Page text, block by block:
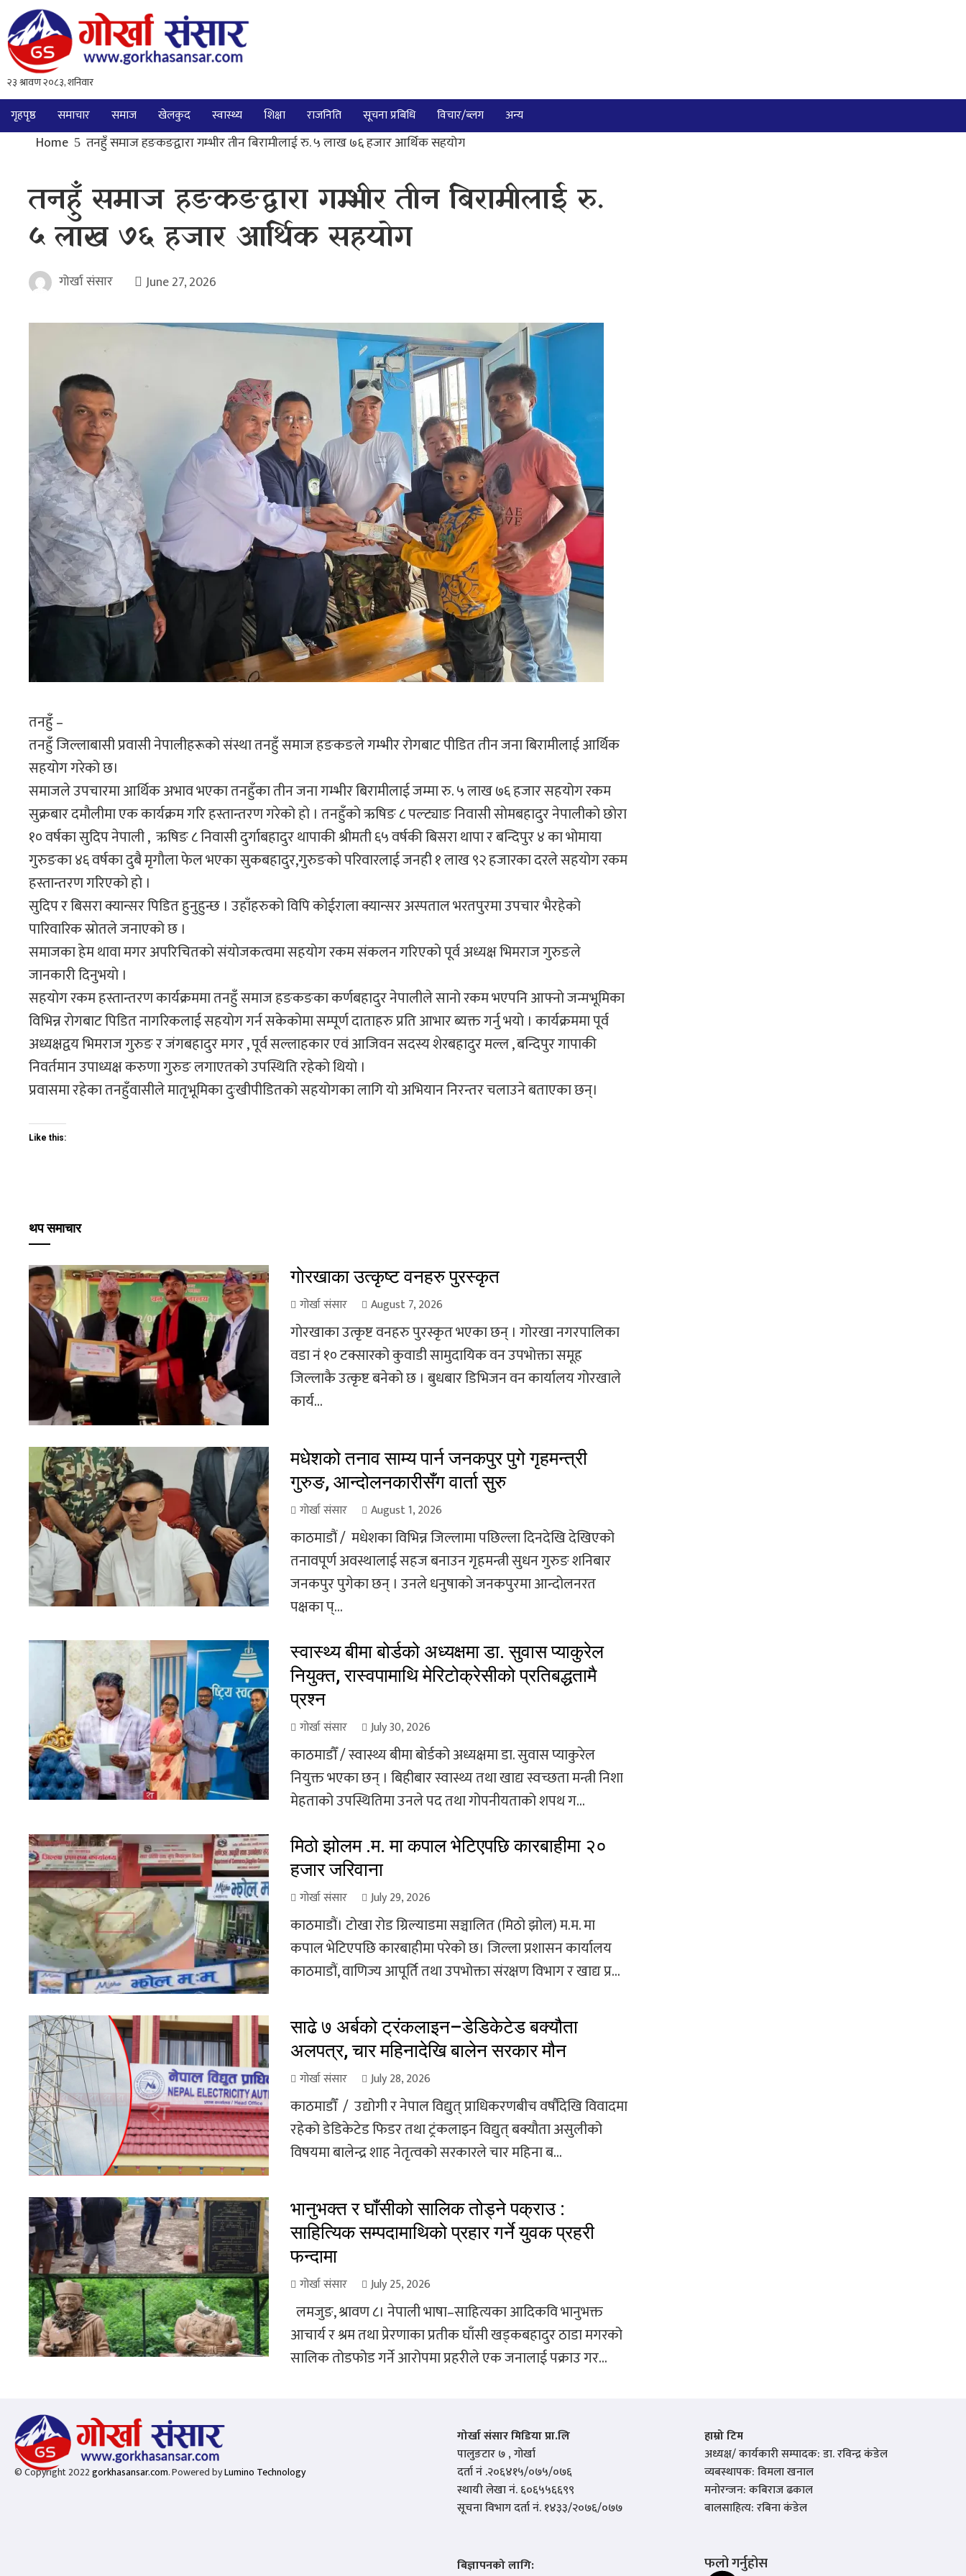
गृहपृष्ठ समाचार समाज खेलकुद स्वास्थ्य शिक्षा राजनिति सूचना प्रबिधि विचार/ब्लग अन्य
Home तनहुँ समाज हङकङद्वारा गम्भीर तीन बिरामीलाई रु. ५ लाख ७६ हजार आर्थिक सहयोग
तनहुँ समाज हङकङद्वारा गम्भीर तीन बिरामीलाई रु.
५ लाख ७६ हजार आर्थिक सहयोग
गोर्खा संसार June 27, 2026
तनहुँ –
तनहुँ जिल्लाबासी प्रवासी नेपालीहरूको संस्था तनहुँ समाज हङकङले गम्भीर रोगबाट पीडित तीन जना बिरामीलाई आर्थिक
सहयोग गरेको छ।
समाजले उपचारमा आर्थिक अभाव भएका तनहुँका तीन जना गम्भीर बिरामीलाई जम्मा रु. ५ लाख ७६ हजार सहयोग रकम
सुक्रबार दमाैलीमा एक कार्यक्रम गरि हस्तान्तरण गरेको हाे । तनहुँकाे ऋषिङ ८ पल्ट्याङ निवासी साेमबहादुर नेपालीकाे छाेरा
१० वर्षका सुदिप नेपाली , ऋषिङ ८ निवासी दुर्गाबहादुर थापाकी श्रीमती ६५ वर्षकी बिसरा थापा र बन्दिपुर ४ का भाेमाया
गुरुङका ४६ वर्षका दुबै मृगाैला फेल भएका सुकबहादुर,गुरुङकाे परिवारलाई जनही १ लाख ९२ हजारका दरले सहयाेग रकम
हस्तान्तरण गरिएकाे हाे ।
सुदिप र बिसरा क्यान्सर पिडित हुनुहुन्छ । उहाँहरुकाे विपि काेईराला क्यान्सर अस्पताल भरतपुरमा उपचार भैरहेकाे
पारिवारिक स्राेतले जनाएको छ ।
समाजका हेम थावा मगर अपरिचितकाे संयाेजकत्वमा सहयाेग रकम संकलन गरिएकाे पूर्व अध्यक्ष भिमराज गुरुङले
जानकारी दिनुभयाे ।
सहयाेग रकम हस्तान्तरण कार्यक्रममा तनहुँ समाज हङकङका कर्णबहादुर नेपालीले सानाे रकम भएपनि आफ्नाे जन्मभूमिका
विभिन्न राेगबाट पिडित नागरिकलाई सहयाेग गर्न सकेकाेमा सम्पूर्ण दाताहरु प्रति आभार ब्यक्त गर्नु भयाे । कार्यक्रममा पूर्व
अध्यक्षद्वय भिमराज गुरुङ र जंगबहादुर मगर , पूर्व सल्लाहकार एवं आजिवन सदस्य शेरबहादुर मल्ल , बन्दिपुर गापाकी
निवर्तमान उपाध्यक्ष करुणा गुरुङ लगाएतकाे उपस्थिति रहेकाे थियाे ।
प्रवासमा रहेका तनहुँवासीले मातृभूमिका दुःखीपीडितको सहयोगका लागि यो अभियान निरन्तर चलाउने बताएका छन्।
Like this:
थप समाचार
गाेरखाका उत्कृष्ट वनहरु पुरस्कृत
गोर्खा संसार August 7, 2026
गाेरखाका उत्कृष्ट वनहरु पुरस्कृत भएका छन् । गोरखा नगरपालिका
वडा नं १० टक्सारको कुवाडी सामुदायिक वन उपभोक्ता समूह
जिल्लाकै उत्कृष्ट बनेको छ । बुधबार डिभिजन वन कार्यालय गोरखाले
कार्य...
मधेशको तनाव साम्य पार्न जनकपुर पुगे गृहमन्त्री
गुरुङ, आन्दोलनकारीसँग वार्ता सुरु
गोर्खा संसार August 1, 2026
काठमाडौं / मधेशका विभिन्न जिल्लामा पछिल्ला दिनदेखि देखिएको
तनावपूर्ण अवस्थालाई सहज बनाउन गृहमन्त्री सुधन गुरुङ शनिबार
जनकपुर पुगेका छन् । उनले धनुषाको जनकपुरमा आन्दोलनरत
पक्षका प्...
स्वास्थ्य बीमा बोर्डको अध्यक्षमा डा. सुवास प्याकुरेल
नियुक्त, रास्वपामाथि मेरिटोक्रेसीको प्रतिबद्धतामै
प्रश्न
गोर्खा संसार July 30, 2026
काठमाडौँ / स्वास्थ्य बीमा बोर्डको अध्यक्षमा डा. सुवास प्याकुरेल
नियुक्त भएका छन् । बिहीबार स्वास्थ्य तथा खाद्य स्वच्छता मन्त्री निशा
मेहताको उपस्थितिमा उनले पद तथा गोपनीयताको शपथ ग...
मिठो झोलम .म. मा कपाल भेटिएपछि कारबाहीमा २०
हजार जरिवाना
गोर्खा संसार July 29, 2026
काठमाडौं। टोखा रोड ग्रिल्याडमा सञ्चालित (मिठो झोल) म.म. मा
कपाल भेटिएपछि कारबाहीमा परेको छ। जिल्ला प्रशासन कार्यालय
काठमाडौं, वाणिज्य आपूर्ति तथा उपभोक्ता संरक्षण विभाग र खाद्य प्र...
साढे ७ अर्बको ट्रंकलाइन–डेडिकेटेड बक्यौता
अलपत्र, चार महिनादेखि बालेन सरकार मौन
गोर्खा संसार July 28, 2026
काठमाडौँ / उद्योगी र नेपाल विद्युत् प्राधिकरणबीच वर्षौंदेखि विवादमा
रहेको डेडिकेटेड फिडर तथा ट्रंकलाइन विद्युत् बक्यौता असुलीको
विषयमा बालेन्द्र शाह नेतृत्वको सरकारले चार महिना ब...
भानुभक्त र घाँसीको सालिक तोड्ने पक्राउ :
साहित्यिक सम्पदामाथिको प्रहार गर्ने युवक प्रहरी
फन्दामा
गोर्खा संसार July 25, 2026
लमजुङ, श्रावण ८। नेपाली भाषा–साहित्यका आदिकवि भानुभक्त
आचार्य र श्रम तथा प्रेरणाका प्रतीक घाँसी खड्कबहादुर ठाडा मगरको
सालिक तोडफोड गर्ने आरोपमा प्रहरीले एक जनालाई पक्राउ गर...
© Copyright 2022gorkhasansar.com. Powered byLumino Technology
गोर्खा संसार मिडिया प्रा.लि
पालुङटार ७ , गोर्खा
दर्ता नं .२०६४१५/०७५/०७६
स्थायी लेखा नं. ६०६५५६६९९
सूचना विभाग दर्ता नं. १४३३/२०७६/०७७
हाम्रो टिम
अध्यक्ष/ कार्यकारी सम्पादक: डा. रविन्द्र कंडेल
व्यबस्थापक: विमला खनाल
मनोरन्जन: कबिराज ढकाल
बालसाहित्य: रबिना कंडेल
बिज्ञापनको लागि:
फलो गर्नुहोस